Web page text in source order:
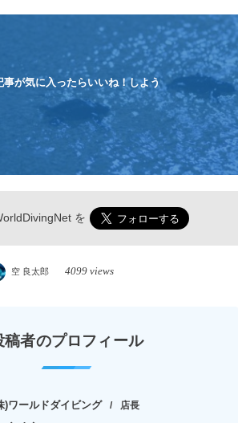
。 沖縄本島周辺ビーチ・体験ダイビング 格安キャ
ンペーン！！￥16800 ￥11800(税込) 器材 / 送迎 / 保
険 / 全て込み ダイビングがはじめての方や初心者でも
気軽に体験できる半日のコース。沖縄本島のビーチか
らのんびりダイビングを楽しめます...
事が気に入ったらいいね！しよう
を
空 良太郎 4099 views
稿者のプロフィール
)ワールドダイビング 店長